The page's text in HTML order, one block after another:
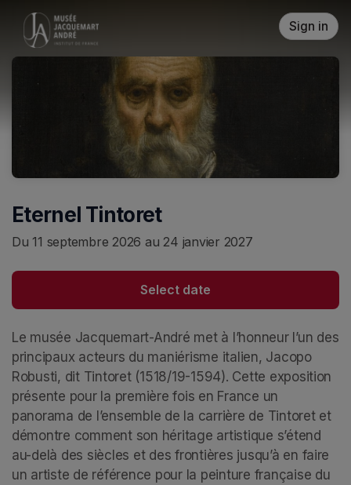
Skip header
Sign in
Eternel Tintoret
Du 11 septembre 2026 au 24 janvier 2027
Select date
Le musée Jacquemart-André met à l’honneur l’un des
principaux acteurs du maniérisme italien, Jacopo
Robusti, dit Tintoret (1518/19-1594). Cette exposition
présente pour la première fois en France un
panorama de l’ensemble de la carrière de Tintoret et
démontre comment son héritage artistique s’étend
au-delà des siècles et des frontières jusqu’à en faire
un artiste de référence pour la peinture française du